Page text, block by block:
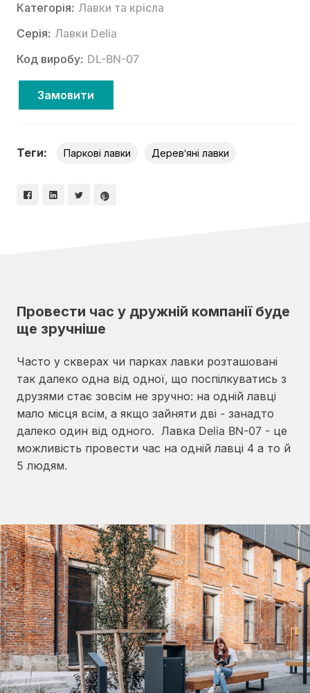
Категорія: Лавки та крісла
Серія: Лавки Delia
Код виробу: DL-BN-07
Замовити
Теги: Паркові лавки Дерев'яні лавки
Провести час у дружній компанії буде
ще зручніше
Часто у скверах чи парках лавки розташовані
так далеко одна від одної, що поспілкуватись з
друзями стає зовсім не зручно: на одній лавці
мало місця всім, а якщо зайняти дві - занадто
далеко один від одного. Лавка Delia BN-07 - це
можливість провести час на одній лавці 4 а то й
5 людям.